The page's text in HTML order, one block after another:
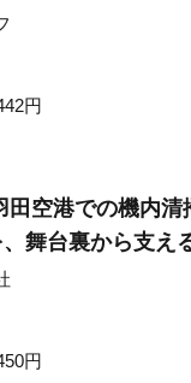
円
田空港での機内清
舞台裏から支え
円